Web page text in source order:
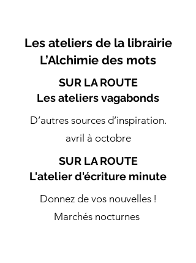
Les ateliers de la librairie
L’Alchimie des mots
SUR LA ROUTE
Les ateliers vagabonds
D’autres sources d’inspiration.
avril à octobre
SUR LA ROUTE
L'atelier d'écriture minute
Donnez de vos nouvelles !
Marchés nocturnes